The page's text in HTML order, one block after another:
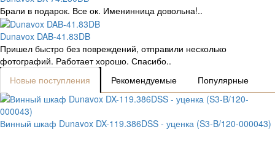
Брали в подарок. Все ок. Именинница довольна!..
Dunavox DAB-41.83DB
Пришел быстро без повреждений, отправили несколько
фотографий. Работает хорошо. Спасибо..
Новые поступления
Рекомендуемые Популярные
Винный шкаф Dunavox DX-119.386DSS - уценка (S3-B/120-000043)